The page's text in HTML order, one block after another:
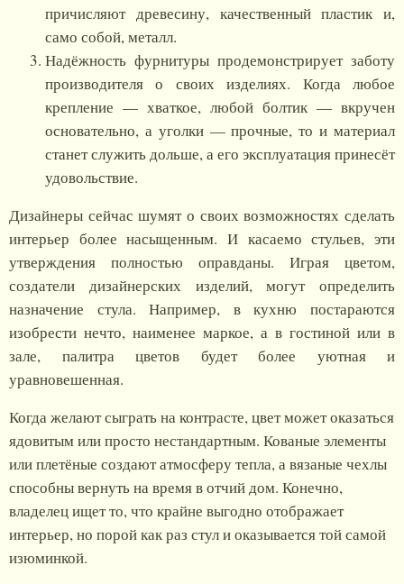
причисляют древесину, качественный пластик и,
само собой, металл.
Надёжность фурнитуры продемонстрирует заботу
производителя о своих изделиях. Когда любое
крепление — хваткое, любой болтик — вкручен
основательно, а уголки — прочные, то и материал
станет служить дольше, а его эксплуатация принесёт
удовольствие.
Дизайнеры сейчас шумят о своих возможностях сделать
интерьер более насыщенным. И касаемо стульев, эти
утверждения полностью оправданы. Играя цветом,
создатели дизайнерских изделий, могут определить
назначение стула. Например, в кухню постараются
изобрести нечто, наименее маркое, а в гостиной или в
зале, палитра цветов будет более уютная и
уравновешенная.
Когда желают сыграть на контрасте, цвет может оказаться
ядовитым или просто нестандартным. Кованые элементы
или плетёные создают атмосферу тепла, а вязаные чехлы
способны вернуть на время в отчий дом. Конечно,
владелец ищет то, что крайне выгодно отображает
интерьер, но порой как раз стул и оказывается той самой
изюминкой.